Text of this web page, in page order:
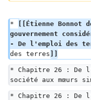
*
[[Étienne Bonnot
gouvernement
- De l'emploi des
des terres
* Chapitre 26 : De
société aux mœurs
* Chapitre 26 : De